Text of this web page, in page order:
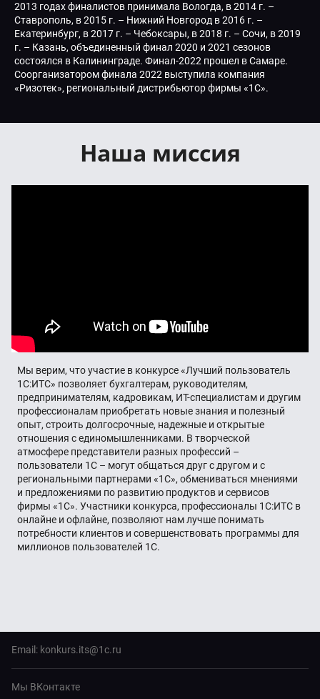
2013 годах финалистов принимала Вологда, в 2014 г. –
Ставрополь, в 2015 г. – Нижний Новгород в 2016 г. –
Екатеринбург, в 2017 г. – Чебоксары, в 2018 г. – Сочи, в 2019
г. – Казань, объединенный финал 2020 и 2021 сезонов
состоялся в Калининграде. Финал-2022 прошел в Самаре.
Соорганизатором финала 2022 выступила компания
«Ризотек», региональный дистрибьютор фирмы «1С».
Наша миссия
Мы верим, что участие в конкурсе «Лучший пользователь
1С:ИТС» позволяет бухгалтерам, руководителям,
предпринимателям, кадровикам, ИТ-специалистам и другим
профессионалам приобретать новые знания и полезный
опыт, строить долгосрочные, надежные и открытые
отношения с единомышленниками. В творческой
атмосфере представители разных профессий –
пользователи 1С – могут общаться друг с другом и с
региональными партнерами «1С», обмениваться мнениями
и предложениями по развитию продуктов и сервисов
фирмы «1С». Участники конкурса, профессионалы 1С:ИТС в
онлайне и офлайне, позволяют нам лучше понимать
потребности клиентов и совершенствовать программы для
миллионов пользователей 1С.
Email: konkurs.its@1c.ru
Мы ВКонтакте